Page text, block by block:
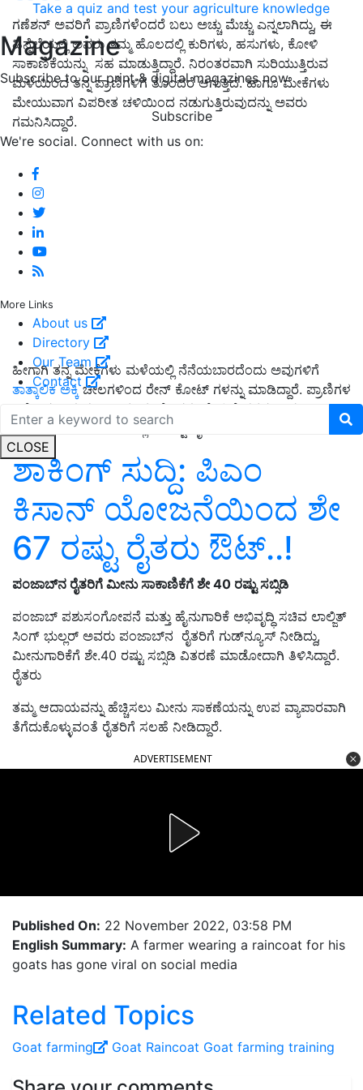
Take a quiz and test your agriculture knowledge
Magazine
Subscribe to our print & digital magazines now
Subscribe
We're social. Connect with us on:
More Links
About us
Directory
Our Team
Contact
CLOSE
ಗಣೆಶನ್‌ ಅವರಿಗೆ ಪ್ರಾಣಿಗಳೆಂದರೆ ಬಲು ಅಚ್ಚು ಮೆಚ್ಚು ಎನ್ನಲಾಗಿದ್ದು, ಈ
ಹಿನ್ನೆಲೆಯಲ್ಲಿ ಅವರು ತಮ್ಮ ಹೊಲದಲ್ಲಿ ಕುರಿಗಳು, ಹಸುಗಳು, ಕೋಳಿ
ಸಾಕಾಣಿಕೆಯನ್ನು ಸಹ ಮಾಡುತ್ತಿದ್ದಾರೆ. ನಿರಂತರವಾಗಿ ಸುರಿಯುತ್ತಿರುವ
ಮಳೆಯಿಂದ ತನ್ನ ಪ್ರಾಣಿಗಳಿಗೆ ತೊಂದರೆ ಆಗುತ್ತಿದೆ. ಹಾಗೂ ಮೇಕೆಗಳು
ಮೇಯುವಾಗ ವಿಪರೀತ ಚಳಿಯಿಂದ ನಡುಗುತ್ತಿರುವುದನ್ನು ಅವರು
ಗಮನಿಸಿದ್ದಾರೆ.
ಹೀಗಾಗಿ ತನ್ನ ಮೇಕೆಗಳು ಮಳೆಯಲ್ಲಿ ನೆನೆಯಬಾರದೆಂದು ಅವುಗಳಿಗೆ
ತಾತ್ಕಾಲಿಕ ಅಕ್ಕಿಚೀಲಗಳಿಂದ ರೇನ್ ಕೋಟ್ ಗಳನ್ನು ಮಾಡಿದ್ದಾರೆ. ಪ್ರಾಣಿಗಳ
ಬಗ್ಗೆ ಆತನಿಗಿರುವ ಪ್ರೀತಿ ಕಂಡು ನೆಟ್ಟಿಗರು ಮೆಚ್ಚುಗೆ ವ್ಯಕ್ತಪಡಿಸಿದ್ದು
ಸೋಷಿಯಲ್‌ ಮೀಡಿಯಾದಲ್ಲಿ ಸಾಕಷ್ಟು ವೈರಲ್‌ ಆಗಿದೆ.
ಶಾಕಿಂಗ್‌ ಸುದ್ದಿ: ಪಿಎಂ
ಕಿಸಾನ್‌ ಯೋಜನೆಯಿಂದ ಶೇ
67 ರಷ್ಟು ರೈತರು ಔಟ್‌..!
ಪಂಜಾಬ್‌ನ ರೈತರಿಗೆ ಮೀನು ಸಾಕಾಣಿಕೆಗೆ ಶೇ 40 ರಷ್ಟು ಸಬ್ಸಿಡಿ
ಪಂಜಾಬ್ ಪಶುಸಂಗೋಪನೆ ಮತ್ತು ಹೈನುಗಾರಿಕೆ ಅಭಿವೃದ್ಧಿ ಸಚಿವ ಲಾಲ್ಜಿತ್
ಸಿಂಗ್ ಭುಲ್ಲರ್ ಅವರು ಪಂಜಾಬ್‌ನ ರೈತರಿಗೆ ಗುಡ್‌ನ್ಯೂಸ್‌ ನೀಡಿದ್ದು,
ಮೀನುಗಾರಿಕೆಗೆ ಶೇ.40 ರಷ್ಟು ಸಬ್ಸಿಡಿ ವಿತರಣೆ ಮಾಡೋದಾಗಿ ತಿಳಿಸಿದ್ದಾರೆ.
ರೈತರು
ತಮ್ಮ ಆದಾಯವನ್ನು ಹೆಚ್ಚಿಸಲು ಮೀನು ಸಾಕಣೆಯನ್ನು ಉಪ ವ್ಯಾಪಾರವಾಗಿ
ತೆಗೆದುಕೊಳ್ಳುವಂತೆ ರೈತರಿಗೆ ಸಲಹೆ ನೀಡಿದ್ದಾರೆ.
ADVERTISEMENT
Published On: 22 November 2022, 03:58 PM
English Summary: A farmer wearing a raincoat for his
goats has gone viral on social media
Related Topics
Goat farming Goat Raincoat Goat farming training